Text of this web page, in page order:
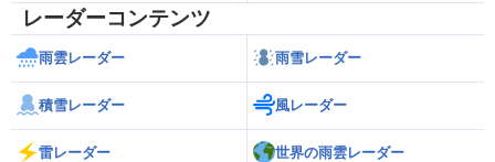
レーダーコンテンツ
雨雲レーダー 雨雪レーダー
積雪レーダー 風レーダー
雷レーダー 世界の雨雲レーダー